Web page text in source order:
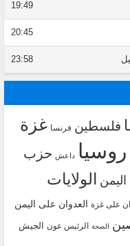
19:49
20:45
23:58
فلسطين فرنسا غزة
روسيا داعش حزب
اليمن الولايات
على غزة العدوان على اليمن
الصحة الرئيس عون الجيش